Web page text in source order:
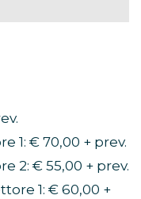
1: € 70,00 + prev.
2: € 55,00 + prev.
1: € 60,00 +